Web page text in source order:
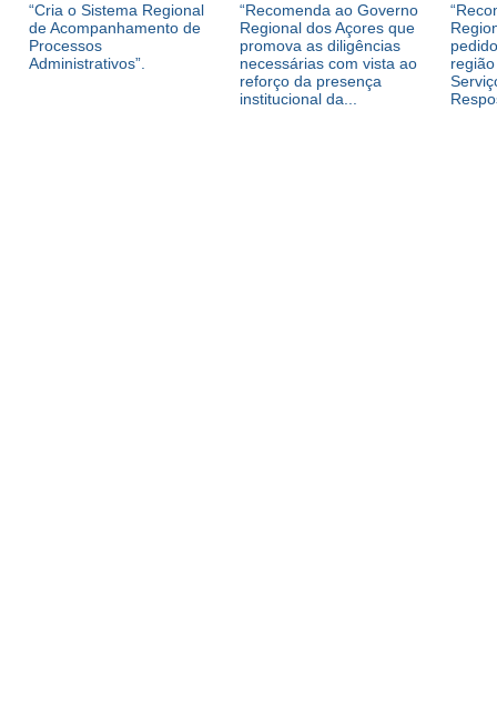
“Cria o Sistema Regional
de Acompanhamento de
Processos
Administrativos”.
“Recomenda ao Governo
Regional dos Açores que
promova as diligências
necessárias com vista ao
reforço da presença
institucional da...